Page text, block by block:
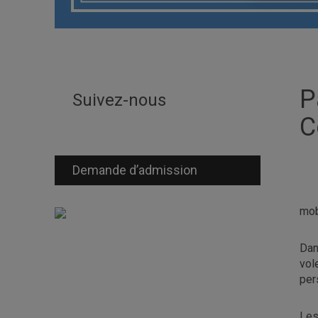
Suivez-nous
Demande d’admission